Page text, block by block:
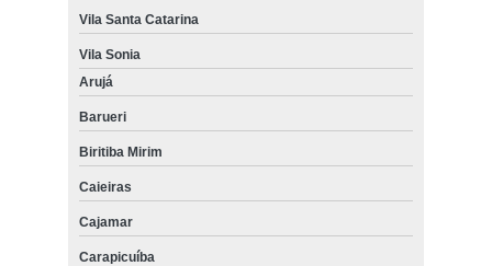
Vila Santa Catarina
Vila Sonia
Arujá
Barueri
Biritiba Mirim
Caieiras
Cajamar
Carapicuíba